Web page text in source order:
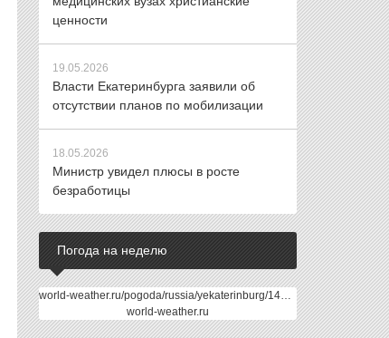
ценности
19.05.2026
Власти Екатеринбурга заявили об
отсутствии планов по мобилизации
18.05.2026
Министр увидел плюсы в росте
безработицы
Погода на неделю
world-weather.ru/pogoda/russia/yekaterinburg/14days/
world-weather.ru